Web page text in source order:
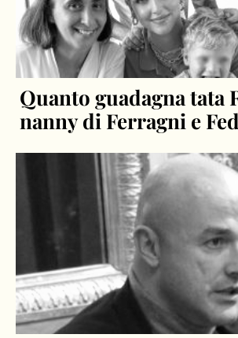
Quanto guadagna tata
nanny di Ferragni e